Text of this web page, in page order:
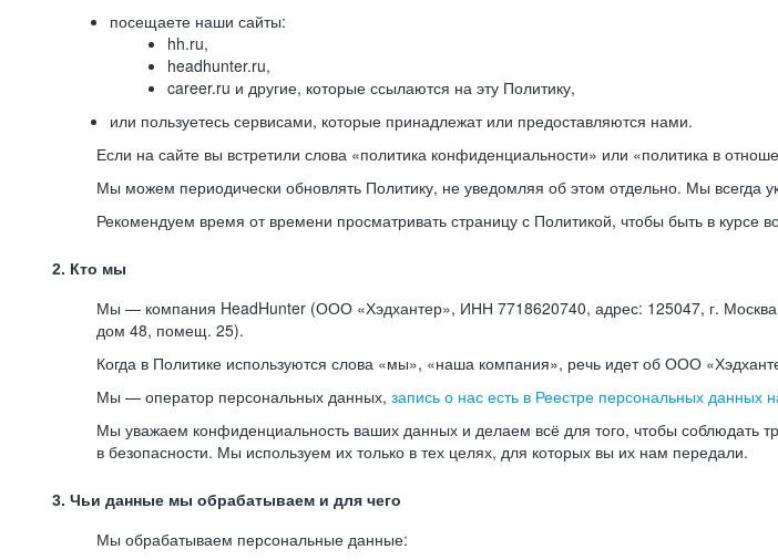
посещаете наши сайты:
hh.ru,
headhunter.ru,
career.ru и другие, которые ссылаются на эту Политику,
или пользуетесь сервисами, которые принадлежат или предоставляются нами.
Если на сайте вы встретили слова «политика конфиденциальности» или «политика в
Мы можем периодически обновлять Политику, не уведомляя об этом отдельно. Мы всегда
Рекомендуем время от времени просматривать страницу с Политикой, чтобы быть в
2. Кто мы
Мы — компания HeadHunter (ООО «Хэдхантер», ИНН 7718620740, адрес: 125047, г. Москва,
дом 48, помещ. 25).
Когда в Политике используются слова «мы», «наша компания», речь идет об ООО
Мы — оператор персональных данных, запись о нас есть в Реестре персональных данных
Мы уважаем конфиденциальность ваших данных и делаем всё для того, чтобы соблюдать
в безопасности. Мы используем их только в тех целях, для которых вы их нам передали.
3. Чьи данные мы обрабатываем и для чего
Мы обрабатываем персональные данные: